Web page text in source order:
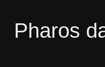
Pharos